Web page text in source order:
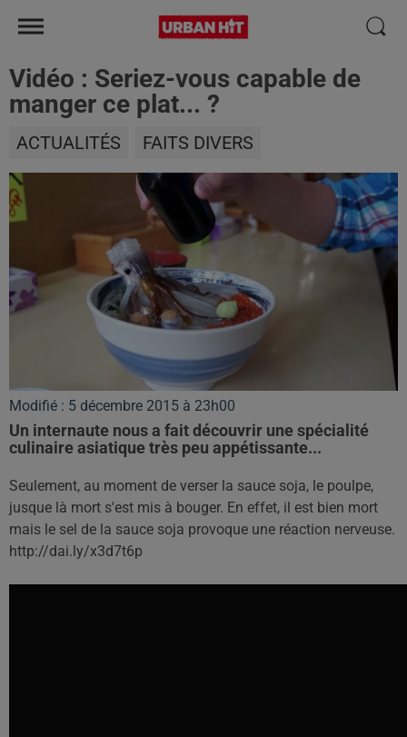
Vidéo : Seriez-vous capable de
manger ce plat... ?
ACTUALITÉS FAITS DIVERS
Modifié : 5 décembre 2015 à 23h00
Un internaute nous a fait découvrir une spécialité
culinaire asiatique très peu appétissante...
Seulement, au moment de verser la sauce soja, le poulpe,
jusque là mort s'est mis à bouger. En effet, il est bien mort
mais le sel de la sauce soja provoque une réaction nerveuse.
http://dai.ly/x3d7t6p